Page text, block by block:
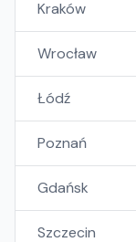
Kraków
Wrocław
Łódź
Poznań
Gdańsk
Szczecin